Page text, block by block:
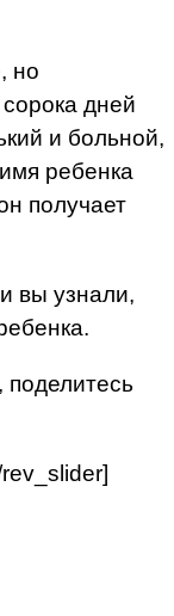
но
дней
и больной,
ребенка
получает
вы узнали,
поделитесь